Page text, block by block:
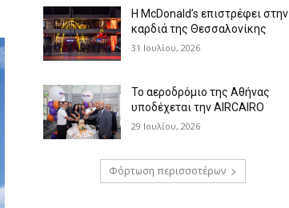
Η McDonald’s επιστρέφει στην
καρδιά της Θεσσαλονίκης
31 Ιουλίου, 2026
Το αεροδρόμιο της Αθήνας
υποδέχεται την AIRCAIRO
29 Ιουλίου, 2026
Φόρτωση περισσοτέρων